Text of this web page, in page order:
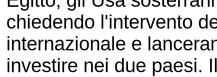
chiedendo l'intervento
internazionale e
investire nei due paesi.